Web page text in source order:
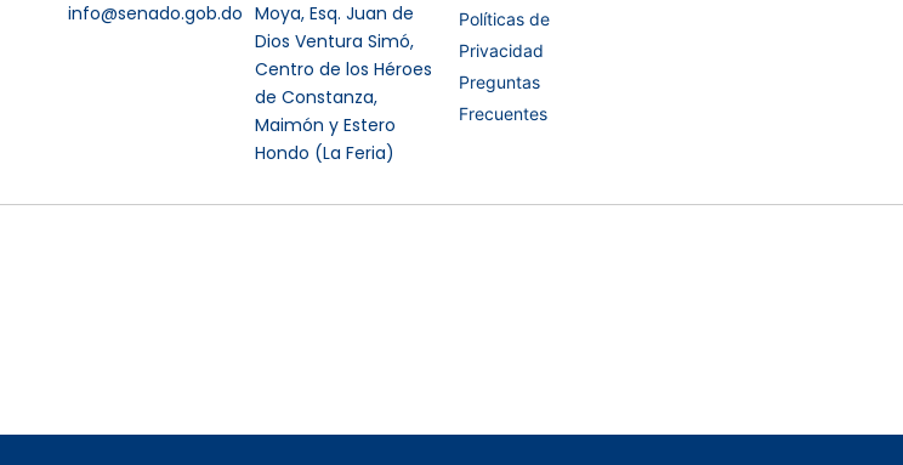
info@senado.gob.do Moya, Esq. Juan de
Dios Ventura Simó,
Centro de los Héroes
de Constanza,
Maimón y Estero
Hondo (La Feria)
Políticas de
Privacidad
Preguntas
Frecuentes